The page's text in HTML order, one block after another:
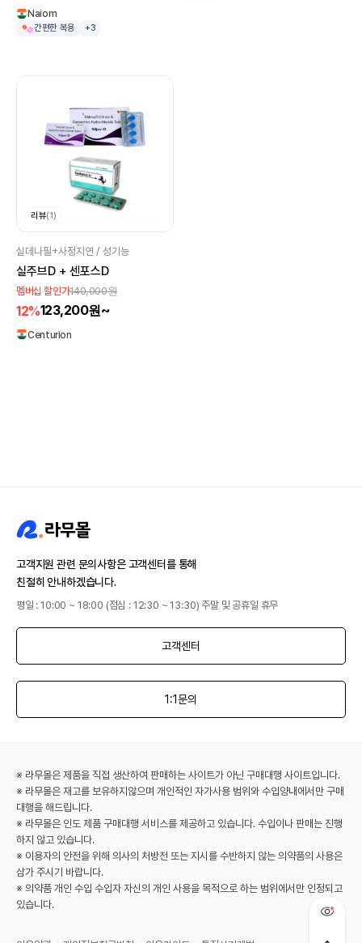
Naiom
간편한 복용 +3
리뷰(1)
실데나필+사정지연 / 성기능
실주브D + 센포스D
멤버십 할인가140,000원
12%123,200원~
Centurion
고객지원 관련 문의사항은 고객센터를 통해
친절히 안내하겠습니다.
평일 : 10:00 ~ 18:00 (점심 : 12:30 ~ 13:30) 주말 및 공휴일 휴무
고객센터
1:1문의
※ 라무몰은 제품을 직접 생산하여 판매하는 사이트가 아닌 구매대행 사이트입니다.
※ 라무몰은 재고를 보유하지않으며 개인적인 자가사용 범위와 수입양내에서만 구매
대행을 해드립니다.
※ 라무몰은 인도 제품 구매대행 서비스를 제공하고 있습니다. 수입이나 판매는 진행
하지 않고 있습니다.
※ 이용자의 안전을 위해 의사의 처방전 또는 지시를 수반하지 않는 의약품의 사용은
삼가 주시기 바랍니다.
※ 의약품 개인 수입 수입자 자신의 개인 사용을 목적으로 하는 범위에서만 인정되고
있습니다.